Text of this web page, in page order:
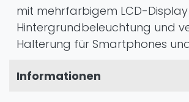
mit mehrfarbigem LCD-
Hintergrundbeleuchtung und
Halterung für Smartphones
Informationen